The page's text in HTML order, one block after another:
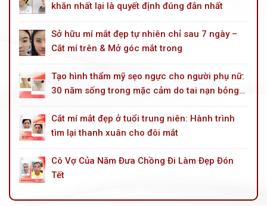
khăn nhất lại là quyết định đúng đắn nhất
Sở hữu mí mắt đẹp tự nhiên chỉ sau 7 ngày –
Cắt mí trên & Mở góc mắt trong
Tạo hình thẩm mỹ sẹo ngực cho người phụ nữ:
30 năm sống trong mặc cảm do tai nạn bỏng
Cắt mí mắt đẹp ở tuổi trung niên: Hành trình
tìm lại thanh xuân cho đôi mắt
Cô Vợ Của Năm Đưa Chồng Đi Làm Đẹp Đón
Tết